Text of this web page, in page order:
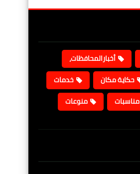
أخبارالمحافظات،
حكاية مكان
خدمات
مناسبات منوعات